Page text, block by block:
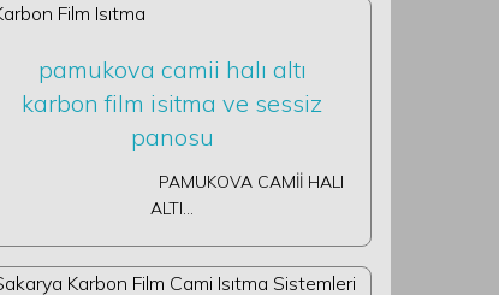
pamukova camii halı altı
karbon film isitma ve sessiz
panosu
PAMUKOVA CAMİİ HALI
ALTI…